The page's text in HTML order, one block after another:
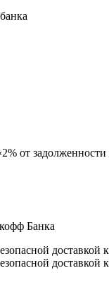
от задолженности